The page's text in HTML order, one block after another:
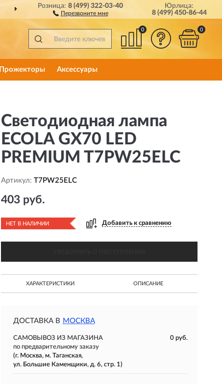
ДОСТАВИМ ПО ВСЕЙ РОССИИ
Розница:8 (499) 322-03-40
Перезвоните мне
Юрлица:
8 (499) 450-86-44
0 0
Прожекторы Аксессуары
Светодиодная лампа
ECOLA GX70 LED
PREMIUM T7PW25ELC
Артикул: T7PW25ELC
403 руб.
НЕТ В НАЛИЧИИ Добавить к сравнению
ХАРАКТЕРИСТИКИ ОПИСАНИЕ
ДОСТАВКА В МОСКВА
САМОВЫВОЗ ИЗ МАГАЗИНА
0 руб.
по предварительному заказу
(г. Москва, м. Таганская,
ул. Большие Каменщики, д. 6, стр. 1)